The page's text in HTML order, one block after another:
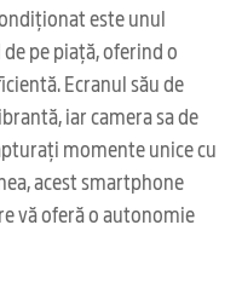
este unul
pe piață, oferind o
Ecranul său de
iar camera sa de
momente unice cu
acest smartphone
vă oferă o autonomie